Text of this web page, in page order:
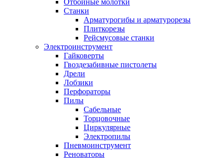
Отбойные молотки
Станки
Арматурогибы и арматурорезы
Плиткорезы
Рейсмусовые станки
Электроинструмент
Гайковерты
Гвоздезабивные пистолеты
Дрели
Лобзики
Перфораторы
Пилы
Сабельные
Торцовочные
Циркулярные
Электропилы
Пневмоинструмент
Реноваторы